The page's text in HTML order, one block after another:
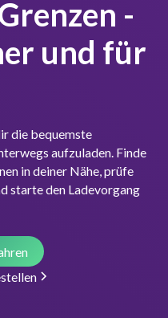
-
und für
die bequemste
aufzuladen. Finde
in deiner Nähe, prüfe
starte den Ladevorgang